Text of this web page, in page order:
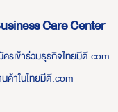
Care Center
รเข้าร่วมธุรกิจไทยมีดี.com
ค้าในไทยมีดี.com